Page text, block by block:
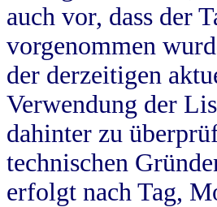
auch vor, dass der
vorgenommen
der derzeitigen
Verwendung der
dahinter zu
technischen
erfolgt nach Tag,